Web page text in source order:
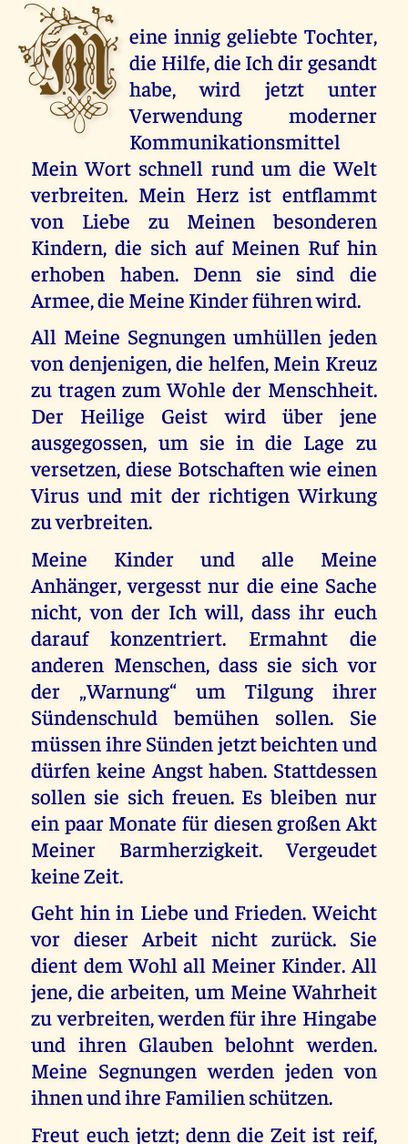
M eine innig geliebte Tochter,
die Hilfe, die Ich dir gesandt
habe, wird jetzt unter
Verwendung moderner
Kommunikationsmittel
Mein Wort schnell rund um die Welt
verbreiten. Mein Herz ist entflammt
von Liebe zu Meinen besonderen
Kindern, die sich auf Meinen Ruf hin
erhoben haben. Denn sie sind die
Armee, die Meine Kinder führen wird.
All Meine Segnungen umhüllen jeden
von denjenigen, die helfen, Mein Kreuz
zu tragen zum Wohle der Menschheit.
Der Heilige Geist wird über jene
ausgegossen, um sie in die Lage zu
versetzen, diese Botschaften wie einen
Virus und mit der richtigen Wirkung
zu verbreiten.
Meine Kinder und alle Meine
Anhänger, vergesst nur die eine Sache
nicht, von der Ich will, dass ihr euch
darauf konzentriert. Ermahnt die
anderen Menschen, dass sie sich vor
der „Warnung“ um Tilgung ihrer
Sündenschuld bemühen sollen. Sie
müssen ihre Sünden jetzt beichten und
dürfen keine Angst haben. Stattdessen
sollen sie sich freuen. Es bleiben nur
ein paar Monate für diesen großen Akt
Meiner Barmherzigkeit. Vergeudet
keine Zeit.
Geht hin in Liebe und Frieden. Weicht
vor dieser Arbeit nicht zurück. Sie
dient dem Wohl all Meiner Kinder. All
jene, die arbeiten, um Meine Wahrheit
zu verbreiten, werden für ihre Hingabe
und ihren Glauben belohnt werden.
Meine Segnungen werden jeden von
ihnen und ihre Familien schützen.
Freut euch jetzt; denn die Zeit ist reif,